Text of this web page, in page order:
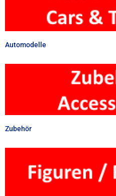
Automodelle
Zubehör